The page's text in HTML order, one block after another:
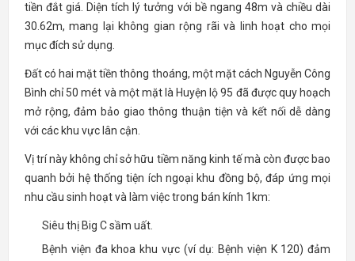
tiền đắt giá. Diện tích lý tưởng với bề ngang 48m và chiều dài
30.62m, mang lại không gian rộng rãi và linh hoạt cho mọi
mục đích sử dụng.
Đất có hai mặt tiền thông thoáng, một mặt cách Nguyễn Công
Bình chỉ 50 mét và một mặt là Huyện lộ 95 đã được quy hoạch
mở rộng, đảm bảo giao thông thuận tiện và kết nối dễ dàng
với các khu vực lân cận.
Vị trí này không chỉ sở hữu tiềm năng kinh tế mà còn được bao
quanh bởi hệ thống tiện ích ngoại khu đồng bộ, đáp ứng mọi
nhu cầu sinh hoạt và làm việc trong bán kính 1km:
Siêu thị Big C sầm uất.
Bệnh viện đa khoa khu vực (ví dụ: Bệnh viện K 120) đảm